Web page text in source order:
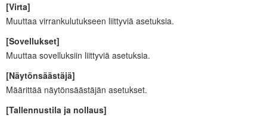
[Virta]
Muuttaa virrankulutukseen liittyviä asetuksia.
[Sovellukset]
Muuttaa sovelluksiin liittyviä asetuksia.
[Näytönsäästäjä]
Määrittää näytönsäästäjän asetukset.
[Tallennustila ja nollaus]